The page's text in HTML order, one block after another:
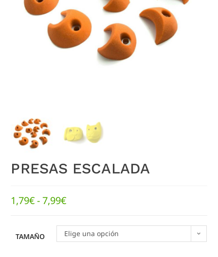
PRESAS ESCALADA
1,79€ - 7,99€
TAMAÑO Elige una opción